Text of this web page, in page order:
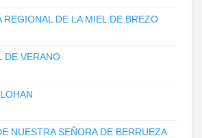
REGIONAL DE LA MIEL DE BREZO
DE VERANO
NUESTRA SEÑORA DE BERRUEZA